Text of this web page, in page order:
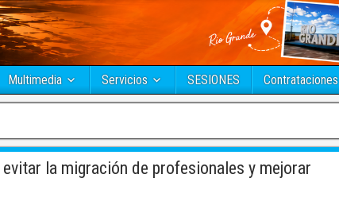
Multimedia Servicios SESIONES Contrataciones
la migración de profesionales y mejorar